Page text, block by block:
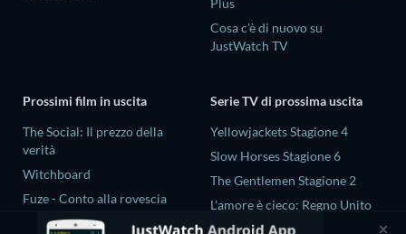
Cosa c'è di nuovo su
JustWatch TV
Prossimi film in uscita
The Social: Il prezzo della
verità
Witchboard
Fuze - Conto alla rovescia
Ketticè
Serie TV di prossima uscita
Yellowjackets Stagione 4
Slow Horses Stagione 6
The Gentlemen Stagione 2
L'amore è cieco: Regno Unito
Stagione 3